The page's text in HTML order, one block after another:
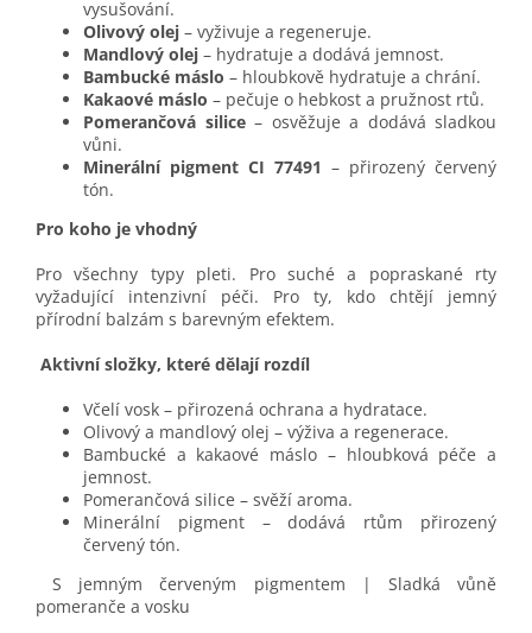
vysušování.
Olivový olej – vyživuje a regeneruje.
Mandlový olej – hydratuje a dodává jemnost.
Bambucké máslo – hloubkově hydratuje a chrání.
Kakaové máslo – pečuje o hebkost a pružnost rtů.
Pomerančová silice – osvěžuje a dodává sladkou
vůni.
Minerální pigment CI 77491 – přirozený červený
tón.
Pro koho je vhodný
Pro všechny typy pleti. Pro suché a popraskané rty
vyžadující intenzivní péči. Pro ty, kdo chtějí jemný
přírodní balzám s barevným efektem.
Aktivní složky, které dělají rozdíl
Včelí vosk – přirozená ochrana a hydratace.
Olivový a mandlový olej – výživa a regenerace.
Bambucké a kakaové máslo – hloubková péče a
jemnost.
Pomerančová silice – svěží aroma.
Minerální pigment – dodává rtům přirozený
červený tón.
S jemným červeným pigmentem | Sladká vůně
pomeranče a vosku